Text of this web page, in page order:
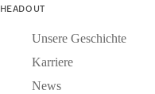
HEADOUT
Unsere Geschichte
Karriere
News